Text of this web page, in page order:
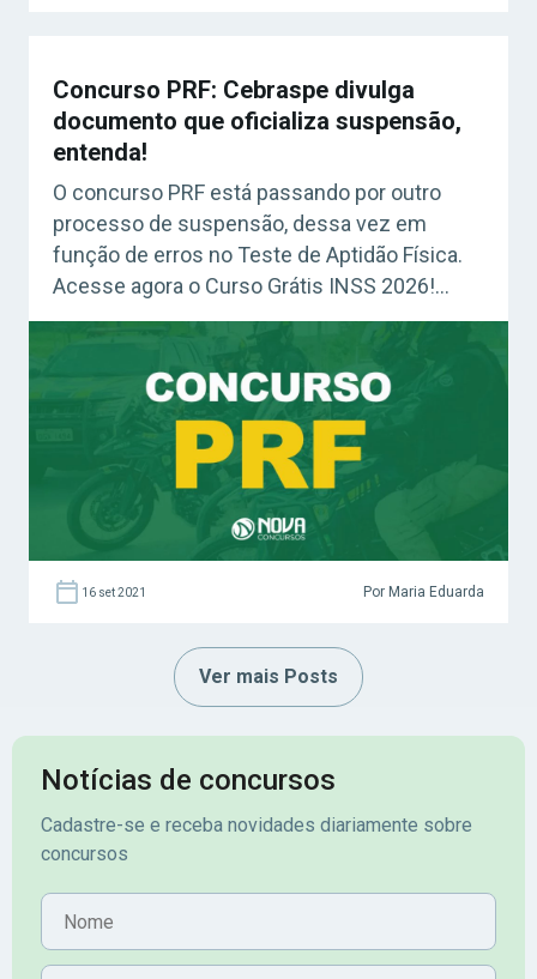
Concurso PRF: Cebraspe divulga
documento que oficializa suspensão,
entenda!
O concurso PRF está passando por outro
processo de suspensão, dessa vez em
função de erros no Teste de Aptidão Física.
Acesse agora o Curso Grátis INSS 2026!
Confira: Como Fazer uma Boa Revisão
anunciou a suspensão e afirmou que dará
mais notícias em um momento mais
oportuno. Além de […]
16 set 2021 Por Maria Eduarda
Ver mais Posts
Notícias de concursos
Cadastre-se e receba novidades diariamente sobre
concursos
Nome
E-mail